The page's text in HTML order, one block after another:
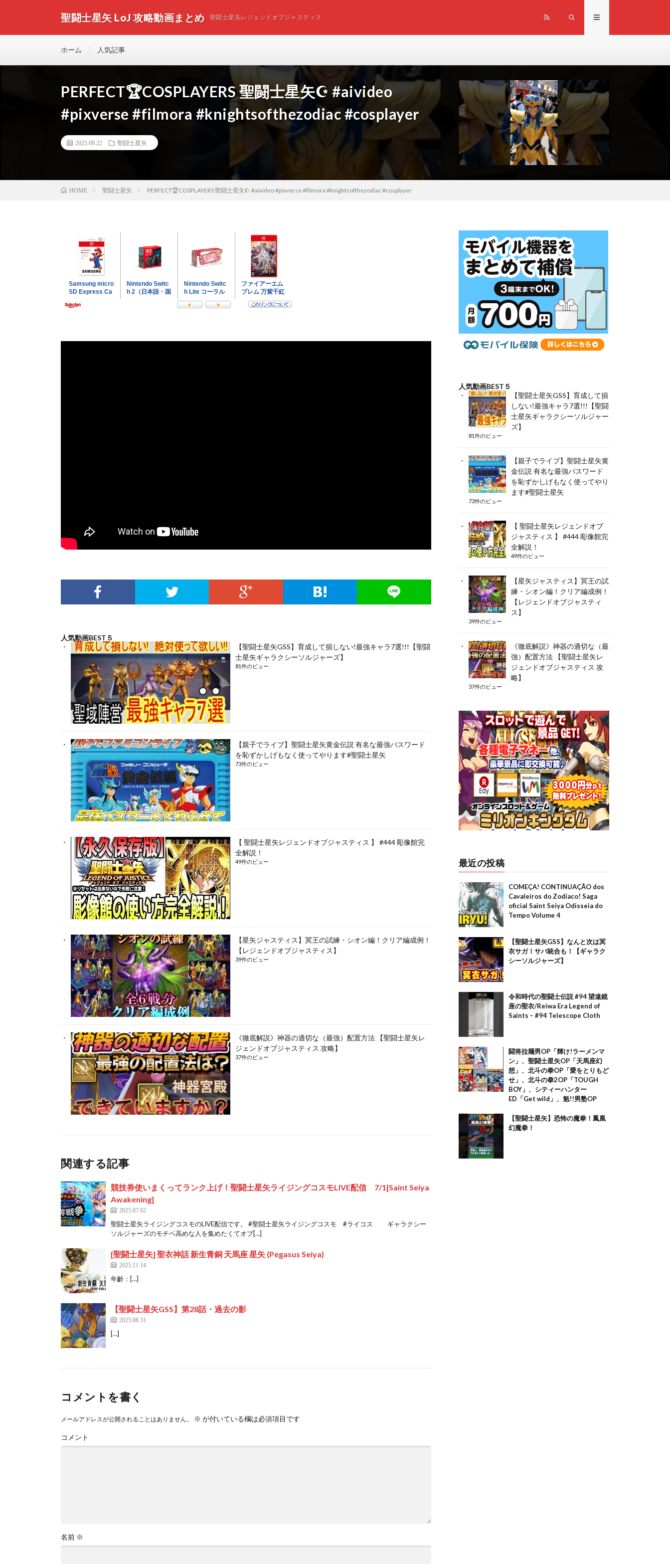
聖闘士星矢 LoJ 攻略動画まとめ 聖闘士星矢レジェンドオブジャスティス
ホーム 人気記事
PERFECT🏆COSPLAYERS 聖闘士星矢☪ #aivideo
#pixverse #filmora #knightsofthezodiac #cosplayer
2025.09.22 聖闘士星矢
HOME 聖闘士星矢 PERFECT🏆COSPLAYERS 聖闘士星矢☪ #aivideo #pixverse #filmora #knightsofthezodiac #cosplayer
人気動画BEST５
【聖闘士星矢GSS】育成して損しない!最強キャラ7選!!!【聖闘
士星矢ギャラクシーソルジャーズ】
81件のビュー
【親子でライブ】聖闘士星矢黄金伝説 有名な最強パスワード
を恥ずかしげもなく使ってやります#聖闘士星矢
73件のビュー
【 聖闘士星矢レジェンドオブジャスティス 】 #444 彫像館完
全解説！
49件のビュー
【星矢ジャスティス】冥王の試練・シオン編！クリア編成例！
【レジェンドオブジャスティス】
39件のビュー
《徹底解説》神器の適切な（最強）配置方法 【聖闘士星矢レ
ジェンドオブジャスティス 攻略】
37件のビュー
関連する記事
競技券使いまくってランク上げ！聖闘士星矢ライジングコスモLIVE配信 7/1[Saint Seiya
Awakening]
2025.07.02
聖闘士星矢ライジングコスモのLIVE配信です。 #聖闘士星矢ライジングコスモ #ライコス ギャラクシー
ソルジャーズのモチベ高めな人を集めたくてオプ[…]
[聖闘士星矢] 聖衣神話 新生青銅 天馬座 星矢 (Pegasus Seiya)
2025.11.14
年齡：[…]
【聖闘士星矢GSS】第28話・過去の影
2025.08.31
[…]
コメントを書く
メールアドレスが公開されることはありません。 ※ が付いている欄は必須項目です
コメント
名前 ※
人気動画BEST５
【聖闘士星矢GSS】育成して損
しない!最強キャラ7選!!!【聖闘
士星矢ギャラクシーソルジャー
ズ】
81件のビュー
【親子でライブ】聖闘士星矢黄
金伝説 有名な最強パスワード
を恥ずかしげもなく使ってやり
ます#聖闘士星矢
73件のビュー
【 聖闘士星矢レジェンドオブ
ジャスティス 】 #444 彫像館完
全解説！
49件のビュー
【星矢ジャスティス】冥王の試
練・シオン編！クリア編成例！
【レジェンドオブジャスティ
ス】
39件のビュー
《徹底解説》神器の適切な（最
強）配置方法 【聖闘士星矢レ
ジェンドオブジャスティス 攻
略】
37件のビュー
最近の投稿
COMEÇA! CONTINUAÇÃO dos
Cavaleiros do Zodíaco! Saga
oficial Saint Seiya Odisseia do
Tempo Volume 4
【聖闘士星矢GSS】なんと次は冥
衣サガ！サバ統合も！【ギャラク
シーソルジャーズ】
令和時代の聖闘士伝説 #94 望遠鏡
座の聖衣/Reiwa Era Legend of
Saints – #94 Telescope Cloth
闘将拉麺男OP「輝け!ラーメンマ
ン」、聖闘士星矢OP「天馬座幻
想」、北斗の拳OP「愛をとりもど
せ」、北斗の拳2OP「TOUGH
BOY」、シティーハンター
ED「Get wild」、魁!!男塾OP
【聖闘士星矢】恐怖の魔拳！鳳凰
幻魔拳！